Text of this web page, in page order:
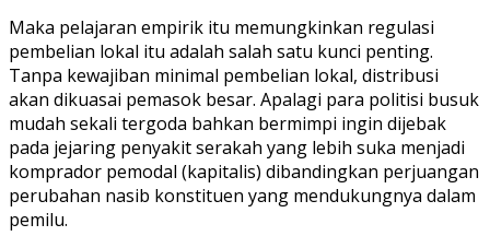
Maka pelajaran empirik itu memungkinkan regulasi
pembelian lokal itu adalah salah satu kunci penting.
Tanpa kewajiban minimal pembelian lokal, distribusi
akan dikuasai pemasok besar. Apalagi para politisi busuk
mudah sekali tergoda bahkan bermimpi ingin dijebak
pada jejaring penyakit serakah yang lebih suka menjadi
komprador pemodal (kapitalis) dibandingkan perjuangan
perubahan nasib konstituen yang mendukungnya dalam
pemilu.